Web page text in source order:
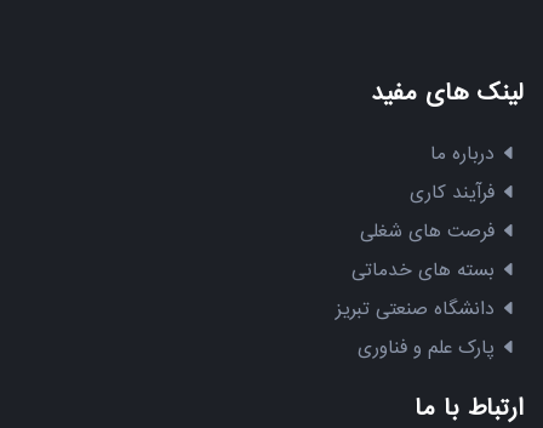
لینک های مفید
درباره ما
فرآیند کاری
فرصت های شغلی
بسته های خدماتی
دانشگاه صنعتی تبریز
پارک علم و فناوری
ارتباط با ما